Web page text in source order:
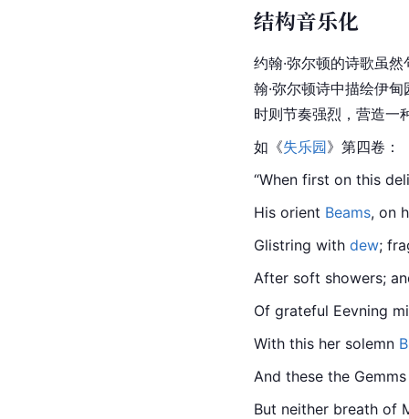
结构音乐化
约翰·弥尔顿的诗歌虽然
翰·弥尔顿诗中描绘伊甸
时则节奏强烈，营造一
如《失乐园》第四卷：
“When first on this
His orient Beams, on
Glistring with dew;
After soft showers;
Of grateful Eevning
With this her solemn
And these the
But neither breath of